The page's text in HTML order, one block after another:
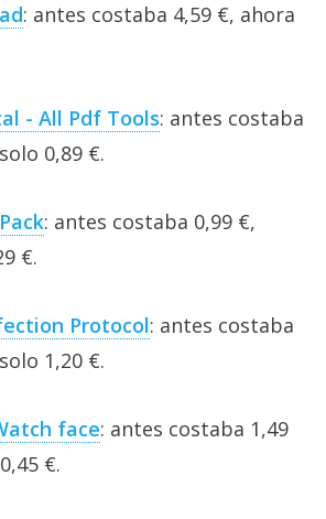
: antes costaba 4,59 €, ahora
- All Pdf Tools: antes costaba
0,89 €.
: antes costaba 0,99 €,
€.
Protocol: antes costaba
1,20 €.
face: antes costaba 1,49
€.